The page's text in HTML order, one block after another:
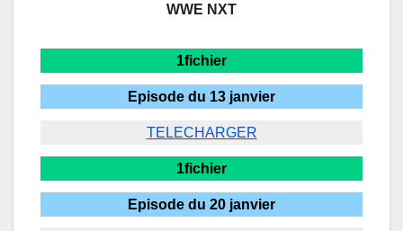
WWE NXT
1fichier
Episode du 13 janvier
TELECHARGER
1fichier
Episode du 20 janvier